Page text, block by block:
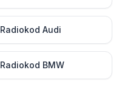
Radiokod Audi
Radiokod BMW